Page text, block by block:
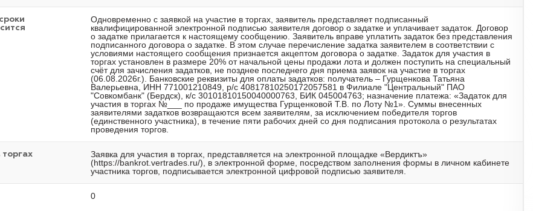
Одновременно с заявкой на участие в торгах, заявитель представляет подписанный
квалифицированной электронной подписью заявителя договор о задатке и уплачивает задаток. Договор
о задатке прилагается к настоящему сообщению. Заявитель вправе уплатить задаток без представления
подписанного договора о задатке. В этом случае перечисление задатка заявителем в соответствии с
условиями настоящего сообщения признается акцептом договора о задатке. Задаток для участия в
торгах установлен в размере 20% от начальной цены продажи лота и должен поступить на специальный
счёт для зачисления задатков, не позднее последнего дня приема заявок на участие в торгах
(06.08.2026г.). Банковские реквизиты для оплаты задатков: получатель – Гурщенкова Татьяна
Валерьевна, ИНН 771001210849, р/с 40817810250172057581 в Филиале "Центральный" ПАО
"Совкомбанк" (Бердск), к/с 30101810150040000763, БИК 045004763; назначение платежа: «Задаток для
участия в торгах №___ по продаже имущества Гурщенковой Т.В. по Лоту №1». Суммы внесенных
заявителями задатков возвращаются всем заявителям, за исключением победителя торгов
(единственного участника), в течение пяти рабочих дней со дня подписания протокола о результатах
проведения торгов.
Заявка для участия в торгах, представляется на электронной площадке «Вердиктъ»
(https://bankrot.vertrades.ru/), в электронной форме, посредством заполнения формы в личном кабинете
участника торгов, подписывается электронной цифровой подписью заявителя.
0